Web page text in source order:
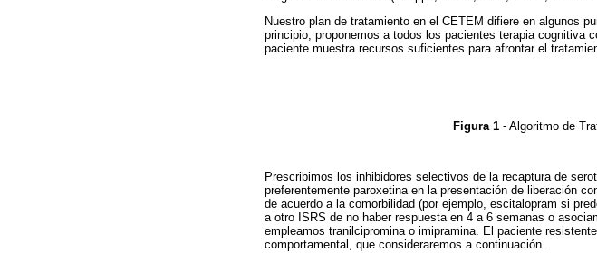
Nuestro plan de tratamiento en el CETEM difiere en algunos
principio, proponemos a todos los pacientes terapia cognitiva
paciente muestra recursos suficientes para afrontar el
Figura 1 - Algoritmo de
Prescribimos los inhibidores selectivos de la recaptura de
preferentemente paroxetina en la presentación de liberación
de acuerdo a la comorbilidad (por ejemplo, escitalopram si
a otro ISRS de no haber respuesta en 4 a 6 semanas o
empleamos tranilcipromina o imipramina. El paciente
comportamental, que consideraremos a continuación.